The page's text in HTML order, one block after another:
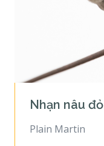
Nhạn nâu đỏ
Plain Martin